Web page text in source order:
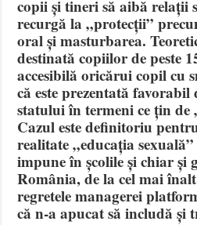
copii și tineri să aibă relații
recurgă la „protecții”
oral și masturbarea.
destinată copiilor de peste
accesibilă oricărui copil cu
că este prezentată
statului în termeni ce țin de
Cazul este definitoriu
realitate „educația sexuală”
impune în școlile și chiar și
România, de la cel mai
regretele managerei
că n-a apucat să includă și